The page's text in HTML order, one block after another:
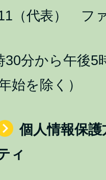
（代表） フ
30分から午後5
始を除く）
個人情報保護
ィ